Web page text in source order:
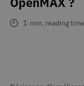
1 min. reading time